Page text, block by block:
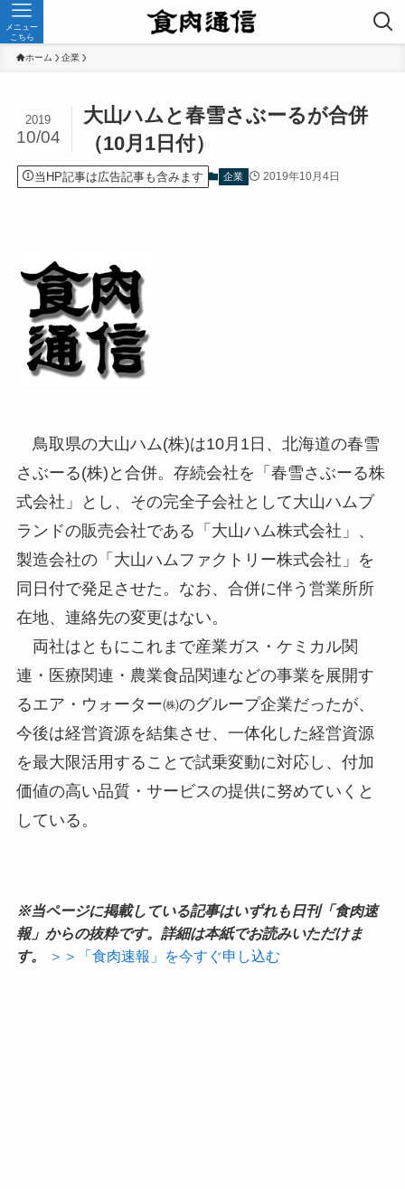
メニュー
こちら
ホーム 企業
大山ハムと春雪さぶーるが合併
（10月1日付）
2019
10/04
当HP記事は広告記事も含みます 企業 2019年10月4日
鳥取県の大山ハム(株)は10月1日、北海道の春雪
さぶーる(株)と合併。存続会社を「春雪さぶーる株
式会社」とし、その完全子会社として大山ハムブ
ランドの販売会社である「大山ハム株式会社」、
製造会社の「大山ハムファクトリー株式会社」を
同日付で発足させた。なお、合併に伴う営業所所
在地、連絡先の変更はない。
両社はともにこれまで産業ガス・ケミカル関
連・医療関連・農業食品関連などの事業を展開す
るエア・ウォーター㈱のグループ企業だったが、
今後は経営資源を結集させ、一体化した経営資源
を最大限活用することで試乗変動に対応し、付加
価値の高い品質・サービスの提供に努めていくと
している。
※当ページに掲載している記事はいずれも日刊「食肉速
報」からの抜粋です。詳細は本紙でお読みいただけま
す。
＞＞「食肉速報」を今すぐ申し込む